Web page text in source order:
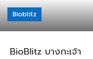
Bioblitz
BioBlitz บางกะเจ้า